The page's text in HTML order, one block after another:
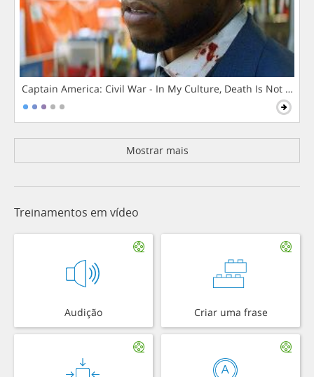
Captain America: Civil War - In My Culture, Death Is Not The
Mostrar mais
Treinamentos em vídeo
Audição Criar uma frase